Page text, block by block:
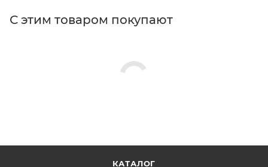
С этим товаром покупают
КАТАЛОГ